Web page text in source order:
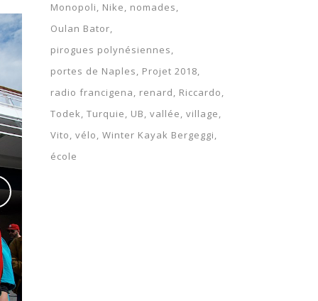
Monopoli
Nike
nomades
Oulan Bator
pirogues polynésiennes
portes de Naples
Projet 2018
radio francigena
renard
Riccardo
Todek Turquie UB vallée village
Vito vélo Winter Kayak Bergeggi
école